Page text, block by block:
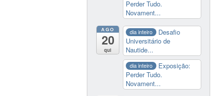
Perder Tudo.
Novament...
AGO
20
qui
dia inteiro
Desafio
Universitário de
Nautide...
dia inteiro
Exposição:
Perder Tudo.
Novament...